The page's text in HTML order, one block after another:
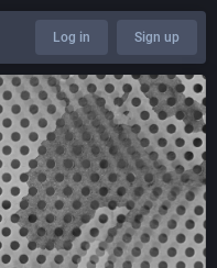
Log in Sign up